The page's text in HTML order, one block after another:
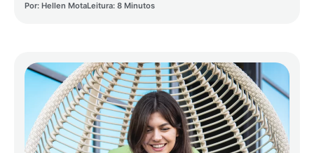
Por: Hellen MotaLeitura: 8 Minutos